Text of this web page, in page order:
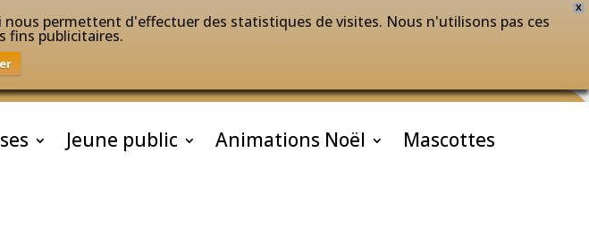
X
permettent d'effectuer des statistiques de visites. Nous n'utilisons pas ces
fins publicitaires.
Jeune public Animations Noël Mascottes